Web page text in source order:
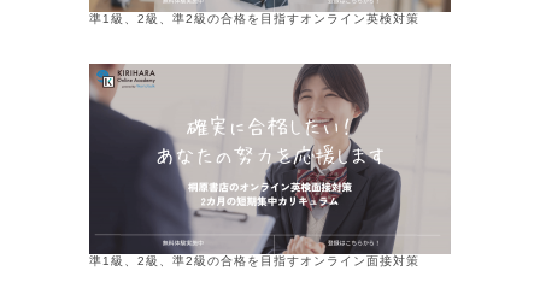
準1級、2級、準2級の合格を目指すオンライン英検対策
準1級、2級、準2級の合格を目指すオンライン面接対策